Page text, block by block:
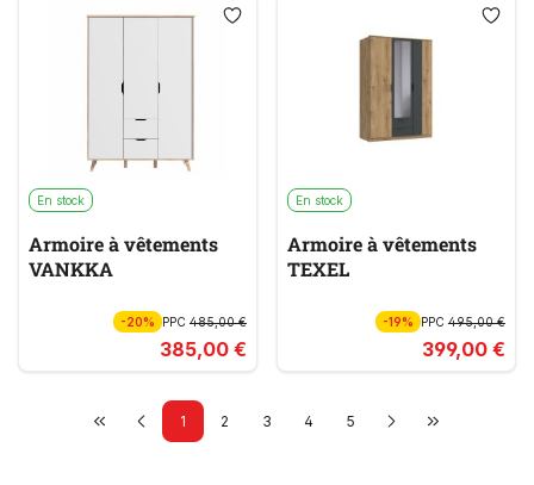
En stock
Armoire à vêtements
VANKKA
-20% PPC 485,00 €
385,00 €
En stock
Armoire à vêtements
TEXEL
-19% PPC495,00 €
399,00 €
1 2 3 4 5